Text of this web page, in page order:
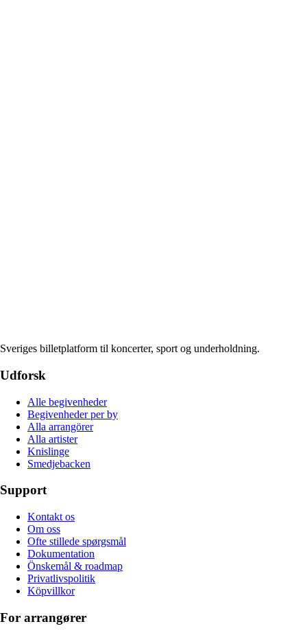
Sveriges billetplatform til koncerter, sport og underholdning.
Udforsk
Alle begivenheder
Begivenheder per by
Alla arrangörer
Alla artister
Knislinge
Smedjebacken
Support
Kontakt os
Om oss
Ofte stillede spørgsmål
Dokumentation
Önskemål & roadmap
Privatlivspolitik
Köpvillkor
For arrangører